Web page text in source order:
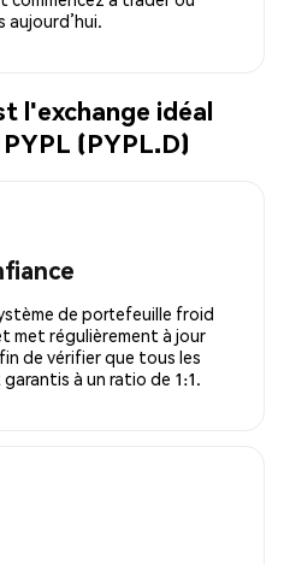
aujourd’hui.
l'exchange idéal
(PYPL.D)
de portefeuille froid
met régulièrement à jour
de vérifier que tous les
à un ratio de 1:1.